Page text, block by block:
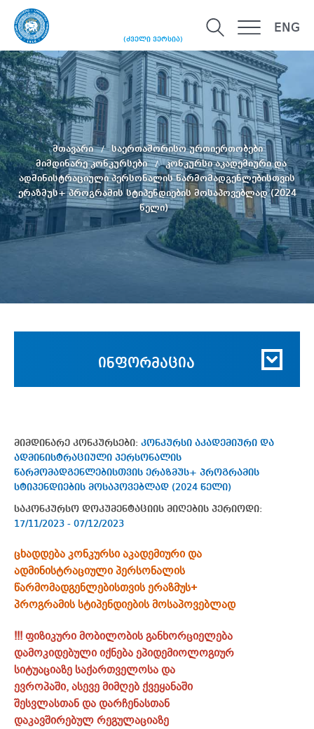
(ძველი ვერსია)
ENG
მთავარი
საერთაშორისო ურთიერთობები
მიმდინარე კონკურსები
კონკურსი აკადემიური და
ადმინისტრაციული პერსონალის წარმომადგენლებისთვის
ერაზმუს+ პროგრამის სტიპენდიების მოსაპოვებლად (2024
წელი)
ინფორმაცია
მიმდინარე კონკურსები: კონკურსი აკადემიური და
ადმინისტრაციული პერსონალის
წარმომადგენლებისთვის ერაზმუს+ პროგრამის
სტიპენდიების მოსაპოვებლად (2024 წელი)
საკონკურსო დოკუმენტაციის მიღების პერიოდი:
17/11/2023 - 07/12/2023
ცხადდება კონკურსი აკადემიური და
ადმინისტრაციული პერსონალის
წარმომადგენლებისთვის ერაზმუს+
პროგრამის სტიპენდიების მოსაპოვებლად
!!! ფიზიკური მობილობის განხორციელება
დამოკიდებული იქნება ეპიდემიოლოგიურ
სიტუაციაზე საქართველოსა და
ევროპაში, ასევე მიმღებ ქვეყანაში
შესვლასთან და დარჩენასთან
დაკავშირებულ რეგულაციაზე